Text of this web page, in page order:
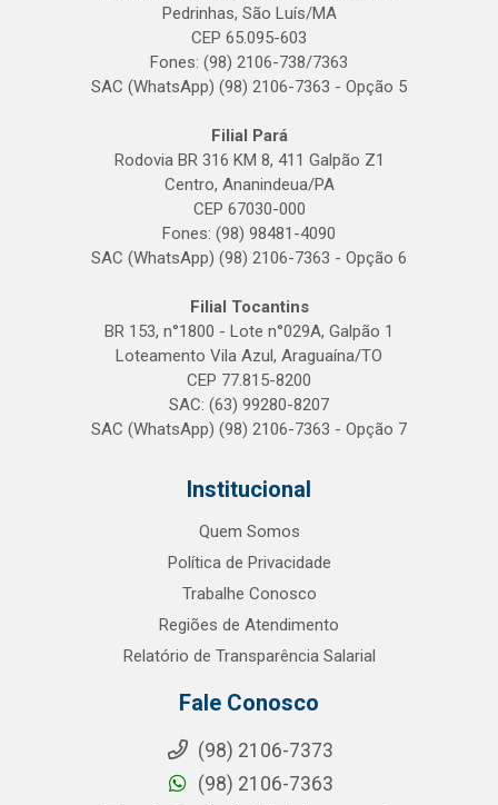
Pedrinhas, São Luís/MA
CEP 65.095-603
Fones: (98) 2106-738/7363
SAC (WhatsApp) (98) 2106-7363 - Opção 5
Filial Pará
Rodovia BR 316 KM 8, 411 Galpão Z1
Centro, Ananindeua/PA
CEP 67030-000
Fones: (98) 98481-4090
SAC (WhatsApp) (98) 2106-7363 - Opção 6
Filial Tocantins
BR 153, n°1800 - Lote n°029A, Galpão 1
Loteamento Vila Azul, Araguaína/TO
CEP 77.815-8200
SAC: (63) 99280-8207
SAC (WhatsApp) (98) 2106-7363 - Opção 7
Institucional
Quem Somos
Política de Privacidade
Trabalhe Conosco
Regiões de Atendimento
Relatório de Transparência Salarial
Fale Conosco
(98) 2106-7373
(98) 2106-7363